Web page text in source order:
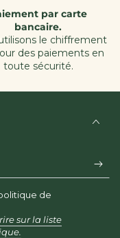
par carte
bancaire.
le chiffrement
des paiements en
toute sécurité.
de
sur la liste